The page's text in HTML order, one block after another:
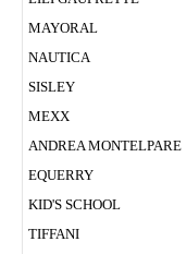
MAYORAL
NAUTICA
SISLEY
MEXX
ANDREA MONTELPARE
EQUERRY
KID'S SCHOOL
TIFFANI